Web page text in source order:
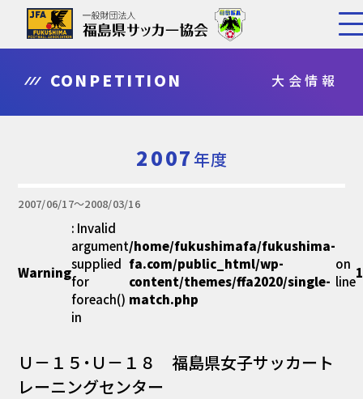
CONPETITION 大会情報
2007年度
2007/06/17〜2008/03/16
Warning
: Invalid
argument
supplied
for
foreach()
in
/home/fukushimafa/fukushima-
fa.com/public_html/wp-
content/themes/ffa2020/single-
match.php
on
line
Ｕ－１５・Ｕ－１８ 福島県女子サッカート
レーニングセンター